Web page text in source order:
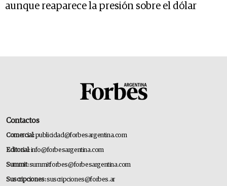
aunque reaparece la presión sobre el dólar
Contactos
Comercial:publicidad@forbesargentina.com
Editorial:info@forbesargentina.com
Summit:summitforbes@forbesargentina.com
Suscripciones:suscripciones@forbes.ar